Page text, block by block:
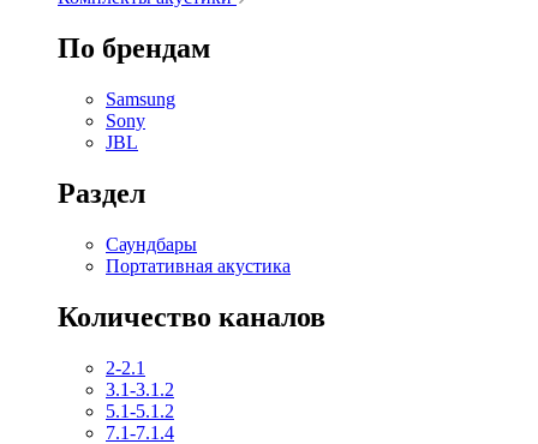
По брендам
Samsung
Sony
JBL
Раздел
Саундбары
Портативная акустика
Количество каналов
2-2.1
3.1-3.1.2
5.1-5.1.2
7.1-7.1.4